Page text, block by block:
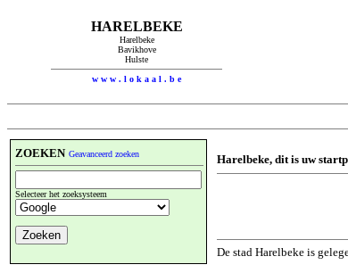
HARELBEKE
Harelbeke
Bavikhove
Hulste
w w w . l o k a a l . b e
ZOEKEN Geavanceerd zoeken
Selecteer het zoeksysteem
Harelbeke, dit is uw
De stad Harelbeke is